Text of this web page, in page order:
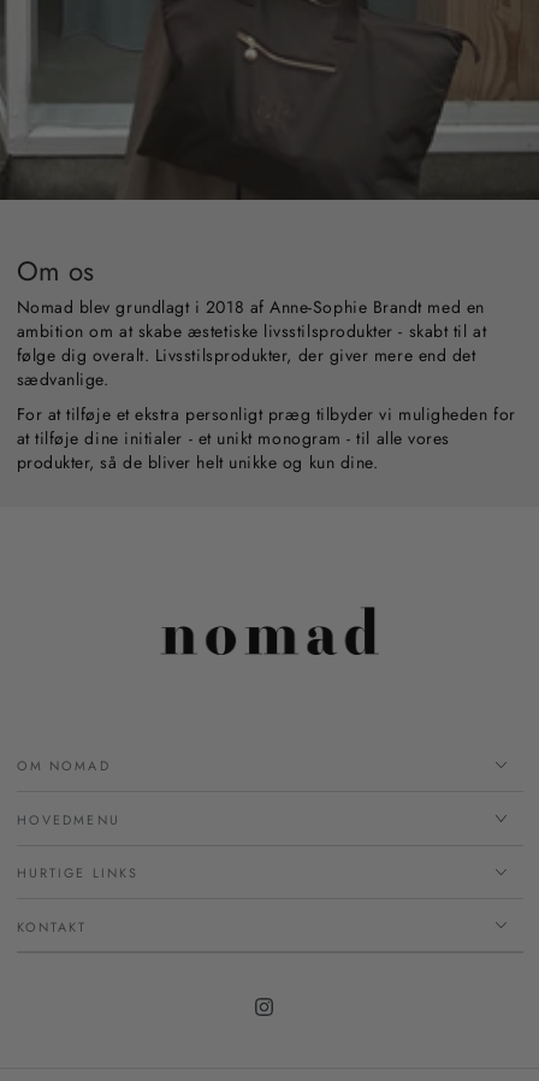
Om os
Nomad blev grundlagt i 2018 af Anne-Sophie Brandt med en
ambition om at skabe æstetiske livsstilsprodukter - skabt til at
følge dig overalt. Livsstilsprodukter, der giver mere end det
sædvanlige.
For at tilføje et ekstra personligt præg tilbyder vi muligheden for
at tilføje dine initialer - et unikt monogram - til alle vores
produkter, så de bliver helt unikke og kun dine.
OM NOMAD
HOVEDMENU
HURTIGE LINKS
KONTAKT
Instagram